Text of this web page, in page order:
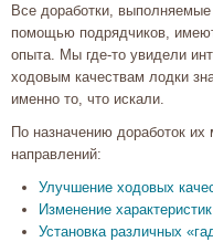
Все доработки,
помощью подрядчиков,
опыта. Мы где-то увидели
ходовым качествам лодки
именно то, что искали.
По назначению доработок
направлений:
Улучшение ходовых
Изменение
Установка различных